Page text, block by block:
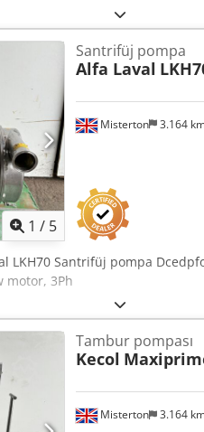
1 / 5
Misterton 3.164
Santrifüj pompa
Alfa Laval
LKH70 Santrifüj pompa
motor, 3Ph
Misterton 3.164
Tambur pompası
Kecol